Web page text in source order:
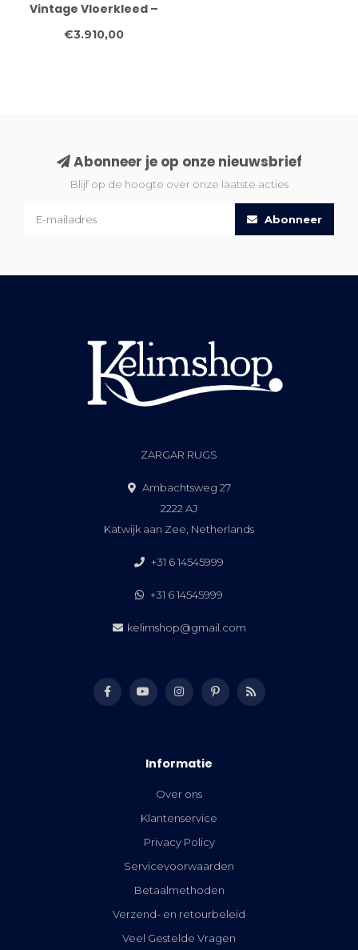
Vintage Vloerkleed –
Verweerde
€3.910,00
Abonneer je op onze nieuwsbrief
Blijf op de hoogte over onze laatste acties
Abonneer
ZARGAR RUGS
Ambachtsweg 27
2222 AJ
Katwijk aan Zee, Netherlands
+31 6 14545999
+31 6 14545999
kelimshop@gmail.com
Informatie
Over ons
Klantenservice
Privacy Policy
Servicevoorwaarden
Betaalmethoden
Verzend- en retourbeleid
Veel Gestelde Vragen